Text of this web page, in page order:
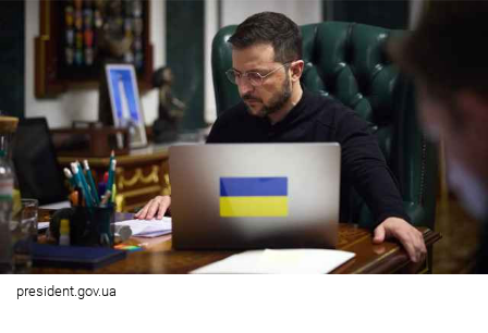
president.gov.ua